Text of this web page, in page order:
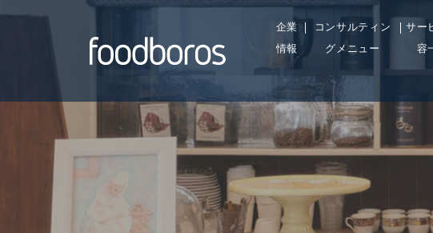
企業
情報
コンサルティン
グメニュー
サー
容
property:
/home/foodboros/foodboros.com/public_html/
content/themes/food-b/archive.php